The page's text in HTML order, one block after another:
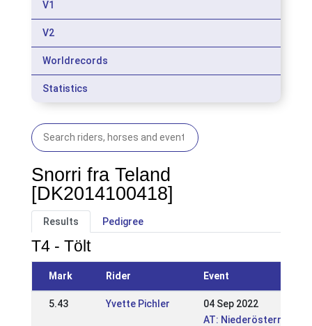
V1
V2
Worldrecords
Statistics
Snorri fra Teland
[DK2014100418]
Results Pedigree
T4 - Tölt
Mark Rider Event
5.43 Yvette Pichler
04 Sep 2022
AT: